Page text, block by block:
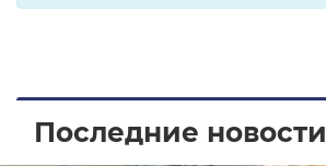
Последние новости